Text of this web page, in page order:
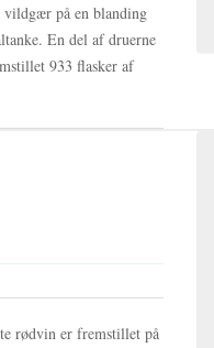
vildgær på en blanding
En del af druerne
933 flasker af
rødvin er fremstillet på